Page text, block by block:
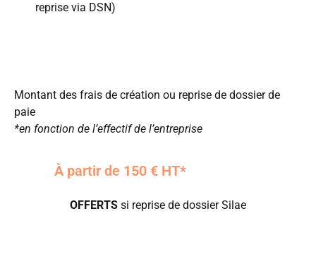
reprise via DSN)
Montant des frais de création ou reprise de dossier de
paie
*en fonction de l’effectif de l’entreprise
À partir de 150 € HT*
OFFERTS si reprise de dossier Silae